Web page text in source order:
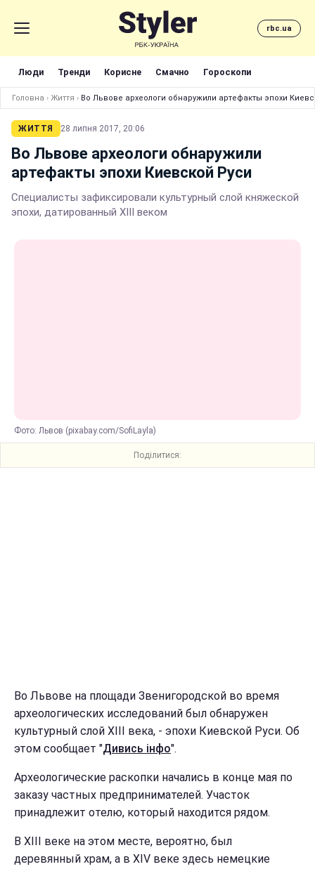
rbc.ua
Люди Тренди Корисне Смачно Гороскопи
Головна › Життя › Во Львове археологи обнаружили артефакты эпохи
ЖИТТЯ 28 липня 2017, 20:06
Во Львове археологи обнаружили
артефакты эпохи Киевской Руси
Специалисты зафиксировали культурный слой княжеской
эпохи, датированный XIII веком
Фото: Львов (pixabay.com/SofiLayla)
Поділитися:
Во Львове на площади Звенигородской во время
археологических исследований был обнаружен
культурный слой XIII века, - эпохи Киевской Руси. Об
этом сообщает "Дивись інфо".
Археологические раскопки начались в конце мая по
заказу частных предпринимателей. Участок
принадлежит отелю, который находится рядом.
В XIII веке на этом месте, вероятно, был
деревянный храм, а в XIV веке здесь немецкие